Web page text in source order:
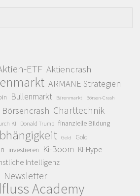
ETF Aktiencrash
ARMANE Strategien
Bullenmarkt Bärenmarkt Börsen-Crash
Börsencrash Charttechnik
KI Donald Trump finanzielle Bildung
Geld Gold
investieren Ki-Boom KI-Hype
Intelligenz
Newsletter
Academy